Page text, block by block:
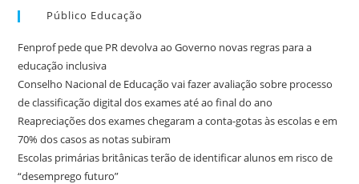
Público Educação
Fenprof pede que PR devolva ao Governo novas regras para a
educação inclusiva
Conselho Nacional de Educação vai fazer avaliação sobre processo
de classificação digital dos exames até ao final do ano
Reapreciações dos exames chegaram a conta-gotas às escolas e em
70% dos casos as notas subiram
Escolas primárias britânicas terão de identificar alunos em risco de
“desemprego futuro”